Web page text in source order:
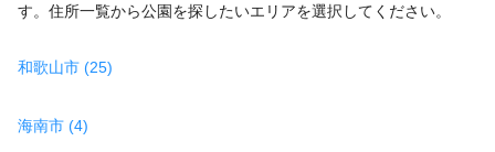
す。住所一覧から公園を探したいエリアを選択してください。
和歌山市 (25)
海南市 (4)